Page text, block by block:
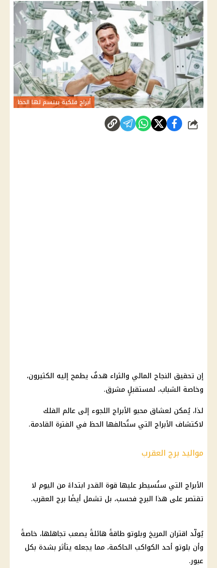
أبراج فلكية يبتسم لها الحظ
شارك
إن تحقيق النجاح المالي والثراء هدفٌ يطمح إليه الكثيرون،
وخاصة الشباب، لمستقبلٍ مشرق.
لذا، يُمكن لعشاق محبو الأبراج اللجوء إلى عالم الفلك
لاكتشاف الأبراج التي ستُحالفها الحظ في الفترة القادمة.
مواليد برج العقرب
الأبراج التي ستُسيطر عليها قوة القدر ابتداءً من اليوم لا
تقتصر على هذا البرج فحسب، بل تشمل أيضًا برج العقرب.
يُولّد اقتران المريخ وبلوتو طاقةً هائلةً يصعب تجاهلها، خاصةً
وأن بلوتو أحد الكواكب الحاكمة، مما يجعله يتأثر بشدة بكل
عبور.